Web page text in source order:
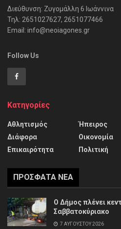
Διεύθυνση: Ζυγομάλλη 6 Ιωάννινα
Τηλ: 2651027627, 2651077466
Email: info@neoiagones.gr
Follow Us
Κατηγορίες
Αθλητισμός
Διάφορα
Επικαιρότητα
Ήπειρος
Οικονομία
Πολιτική
ΠΡΌΣΦΑΤΑ ΝΈΑ
Ο Δήμος πλένει
Σαββατοκύριακο
7 ΑΥΓΟΎΣΤΟΥ 2026